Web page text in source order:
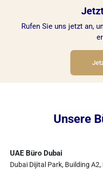
Rufen Sie uns jetzt an,
Unsere
UAE Büro Dubai
Dubai Dijital Park, Building